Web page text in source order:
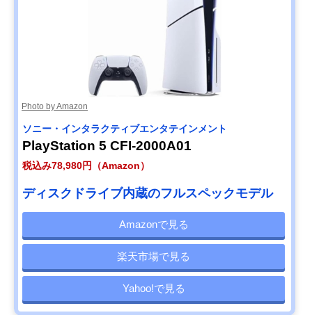
Photo by Amazon
ソニー・インタラクティブエンタテインメント
PlayStation 5 CFI-2000A01
税込み78,980円（Amazon）
ディスクドライブ内蔵のフルスペックモデル
Amazonで見る
楽天市場で見る
Yahoo!で見る